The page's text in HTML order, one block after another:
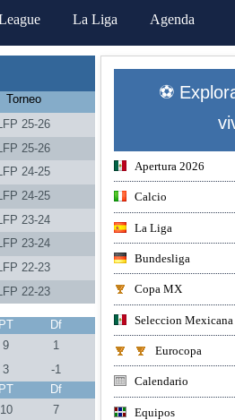
La Liga Agenda
Torneo
LFP 25-26
25-26
24-25
LFP 24-25
23-24
23-24
LFP 22-23
22-23
PT
Df
9
1
3
-1
PT
Df
10
7
⚽
Apertura 2026
Calcio
La Liga
Bundesliga
Copa MX
Seleccion Mexicana
Eurocopa
Calendario
Equipos